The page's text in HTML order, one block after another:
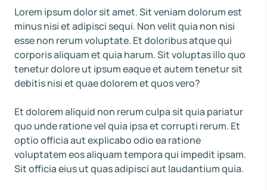
Lorem ipsum dolor sit amet. Sit veniam dolorum est
minus nisi et adipisci sequi. Non velit quia non nisi
esse non rerum voluptate. Et doloribus atque qui
corporis aliquam et quia harum. Sit voluptas illo quo
tenetur dolore ut ipsum eaque et autem tenetur sit
debitis nisi et quae dolorem et quos vero?
Et dolorem aliquid non rerum culpa sit quia pariatur
quo unde ratione vel quia ipsa et corrupti rerum. Et
optio officia aut explicabo odio ea ratione
voluptatem eos aliquam tempora qui impedit ipsam.
Sit officia eius ut quas adipisci aut laudantium quia.